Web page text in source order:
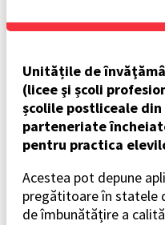
Unitățile de
(licee şi școli
școlile postliceale din
parteneriate
pentru practica
Acestea pot depune
pregătitoare în statele
de îmbunătățire a